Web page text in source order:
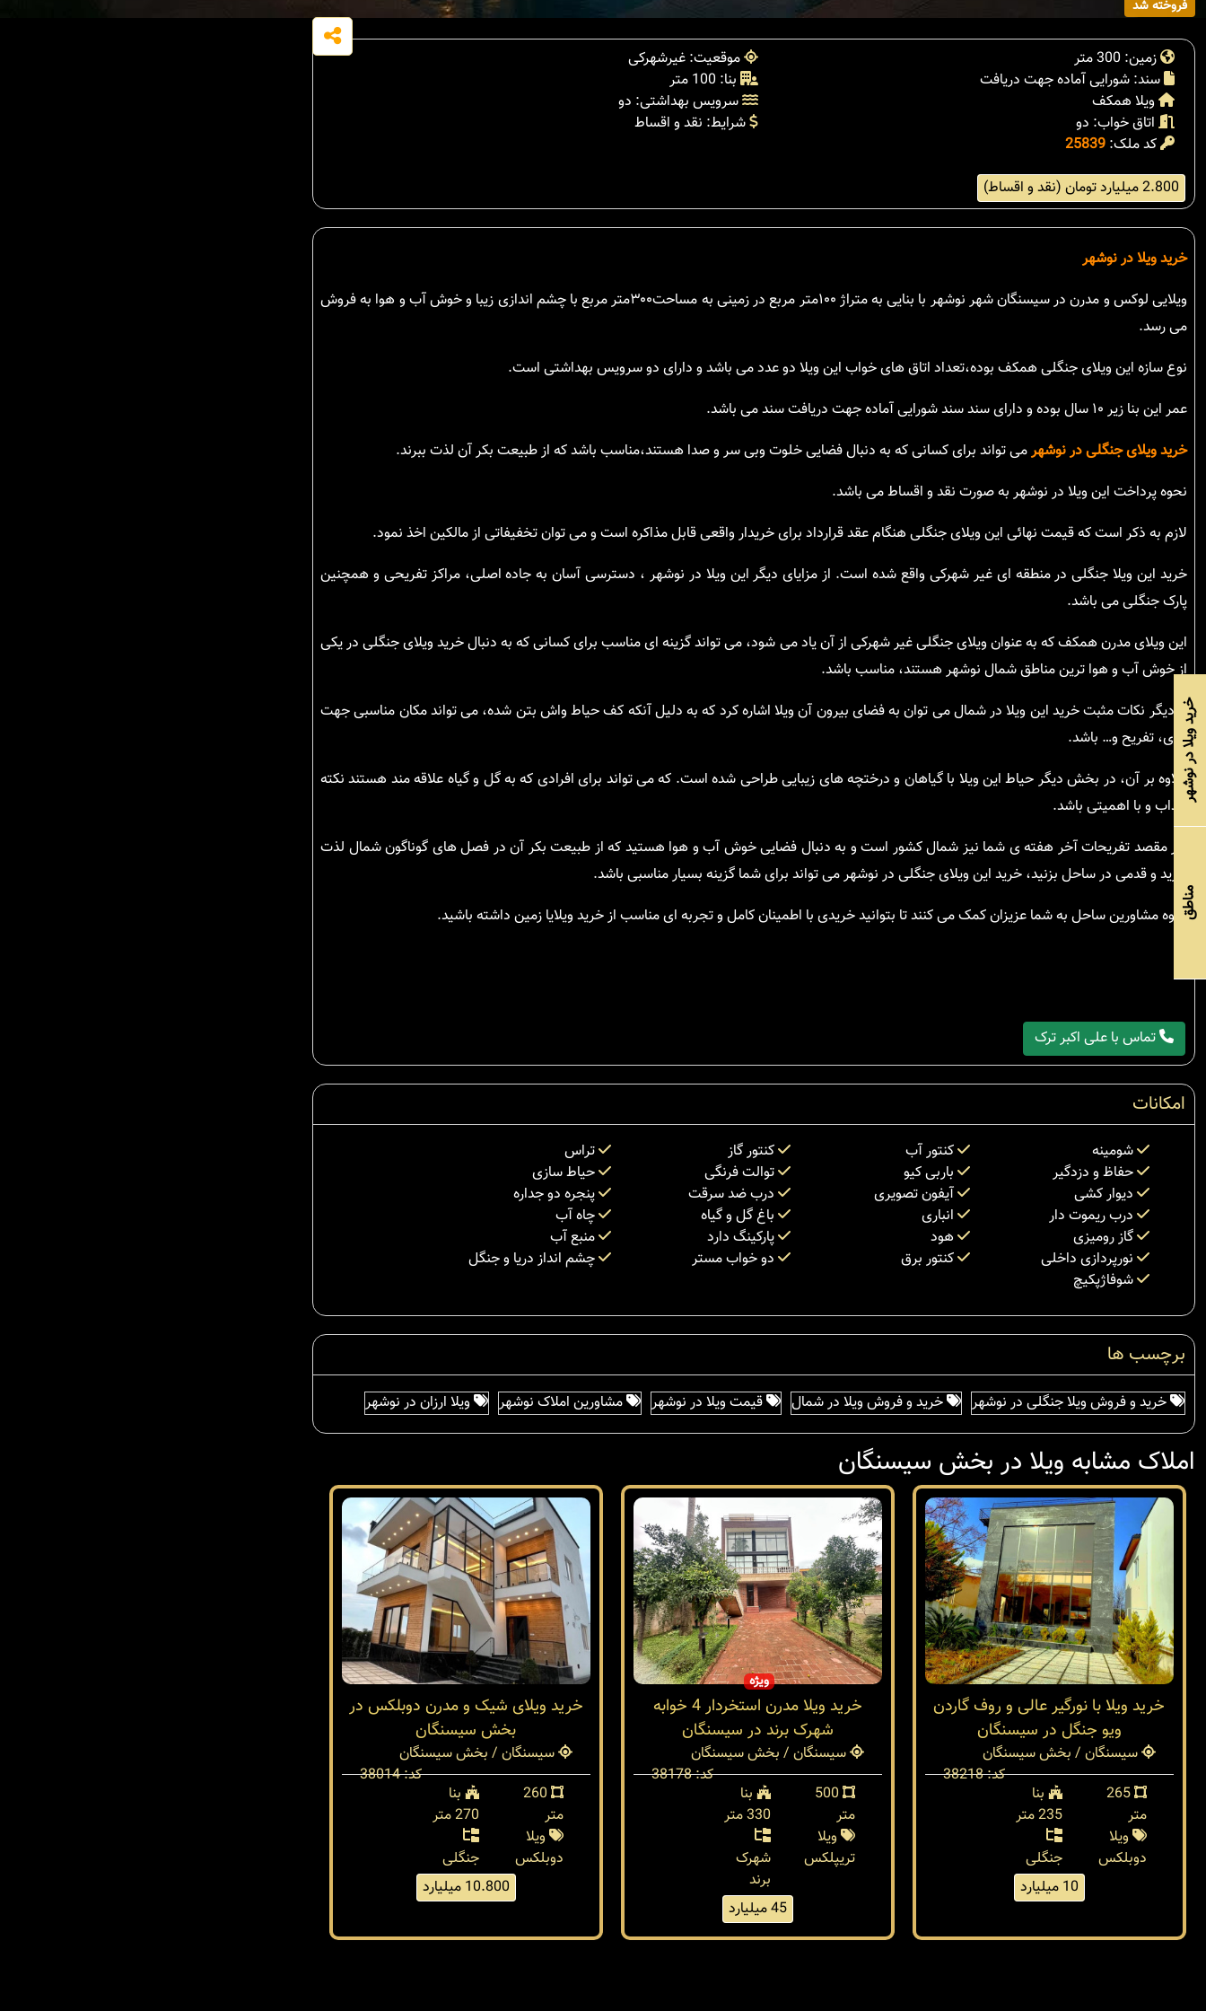
فروخته شد
زمین: 300 متر
موقعیت: غیرشهرکی
سند: شورایی آماده جهت دریافت
بنا: 100 متر
ویلا همکف
سرویس بهداشتی: دو
اتاق خواب: دو
شرایط: نقد و اقساط
کد ملک: 25839
2.800 میلیارد تومان (نقد و اقساط)
خرید ویلا در نوشهر
ویلایی لوکس و مدرن در سیسنگان شهر نوشهر با بنایی به متراژ ۱۰۰متر مربع در زمینی به مساحت۳۰۰متر مربع با چشم اندازی زیبا و خوش آب و هوا به فروش
می رسد.
نوع سازه این ویلای جنگلی همکف بوده،تعداد اتاق های خواب این ویلا دو عدد می باشد و دارای دو سرویس بهداشتی است.
عمر این بنا زیر ۱۰ سال بوده و دارای سند سند شورایی آماده جهت دریافت سند می باشد.
خرید ویلای جنگلی در نوشهرمی تواند برای کسانی که به دنبال فضایی خلوت وبی سر و صدا هستند،مناسب باشد که از طبیعت بکر آن لذت ببرند.
نحوه پرداخت این ویلا در نوشهر به صورت نقد و اقساط می باشد.
لازم به ذکر است که قیمت نهائی این ویلای جنگلی هنگام عقد قرارداد برای خریدار واقعی قابل مذاکره است و می توان تخفیفاتی از مالکین اخذ نمود.
خرید این ویلا جنگلی در منطقه ای غیر شهرکی واقع شده است. از مزایای دیگر این ویلا در نوشهر ، دسترسی آسان به جاده اصلی، مراکز تفریحی و همچنین
پارک جنگلی می باشد.
این ویلای مدرن همکف که به عنوان ویلای جنگلی غیر شهرکی از آن یاد می شود، می تواند گزینه ای مناسب برای کسانی که به دنبال خرید ویلای جنگلی در یکی
از خوش آب و هوا ترین مناطق شمال نوشهر هستند، مناسب باشد.
از دیگر نکات مثبت خرید این ویلا در شمال می توان به فضای بیرون آن ویلا اشاره کرد که به دلیل آنکه کف حیاط واش بتن شده، می تواند مکان مناسبی جهت
بازی، تفریح و… باشد.
علاوه بر آن، در بخش دیگر حیاط این ویلا با گیاهان و درختچه های زیبایی طراحی شده است. که می تواند برای افرادی که به گل و گیاه علاقه مند هستند نکته
جذاب و با اهمیتی باشد.
اگر مقصد تفریحات آخر هفته ی شما نیز شمال کشور است و به دنبال فضایی خوش آب و هوا هستید که از طبیعت بکر آن در فصل های گوناگون شمال لذت
ببرید و قدمی در ساحل بزنید، خرید این ویلای جنگلی در نوشهر می تواند برای شما گزینه بسیار مناسبی باشد.
گروه مشاورین ساحل به شما عزیزان کمک می کنند تا بتوانید خریدی با اطمینان کامل و تجربه ای مناسب از خرید ویلایا زمین داشته باشید.
تماس با علی اکبر ترک
امکانات
شومینه کنتور آب کنتور گاز
تراس
حفاظ و دزدگیر
باربی کیو توالت فرنگی
حیاط سازی
دیوار کشی
آیفون تصویری درب ضد سرقت
پنجره دو جداره
درب ریموت دار
انباری باغ گل و گیاه
چاه آب
گاز رومیزی
هود پارکینگ دارد
منبع آب
نورپردازی داخلی
کنتور برق دو خواب مستر
چشم انداز دریا و جنگل
شوفاژپکیچ
برچسب ها
خرید و فروش ویلا جنگلی در نوشهر خرید و فروش ویلا در شمال قیمت ویلا در نوشهر مشاورین املاک نوشهر ویلا ارزان در نوشهر
املاک مشابه ویلا در بخش سیسنگان
خرید ویلا با نورگیر عالی و روف گاردن
ویو جنگل در سیسنگان
سیسنگان / بخش سیسنگان
کد: 38218
265
متر
بنا
235 متر
ویلا
دوبلکس
جنگلی
10 میلیارد
ویژه
خرید ویلا مدرن استخردار 4 خوابه
شهرک برند در سیسنگان
سیسنگان / بخش سیسنگان
کد: 38178
500
متر
بنا
330 متر
ویلا
تریپلکس
شهرک
برند
45 میلیارد
خرید ویلای شیک و مدرن دوبلکس در
بخش سیسنگان
سیسنگان / بخش سیسنگان
کد: 38014
260
متر
بنا
270 متر
ویلا
دوبلکس
جنگلی
10.800 میلیارد
خرید ویلا در نوشهر
مناطق